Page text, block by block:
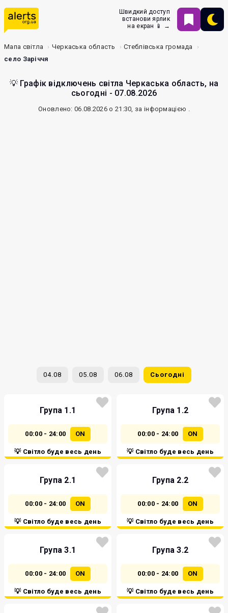
Швидкий доступ
встанови ярлик
на екран 📱 →
Мапа світла Черкаська область
Стеблівська громада
село Заріччя
💡 Графік відключень світла Черкаська область, на
сьогодні - 07.08.2026
Оновлено: 06.08.2026 о 21:30, за інформацією .
04.08 05.08 06.08 Сьогодні
Група 1.1
00:00 - 24:00 ON
💡 Світло буде весь день
Група 1.2
00:00 - 24:00 ON
💡 Світло буде весь день
Група 2.1
00:00 - 24:00 ON
💡 Світло буде весь день
Група 2.2
00:00 - 24:00 ON
💡 Світло буде весь день
Група 3.1
00:00 - 24:00 ON
💡 Світло буде весь день
Група 3.2
00:00 - 24:00 ON
💡 Світло буде весь день